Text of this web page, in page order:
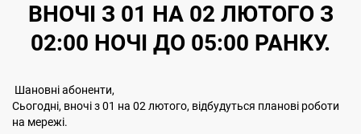
ВНОЧІ З 01 НА 02 ЛЮТОГО З
02:00 НОЧІ ДО 05:00 РАНКУ.
Шановні абоненти,
Сьогодні, вночі з 01 на 02 лютого, відбудуться планові роботи
на мережі.